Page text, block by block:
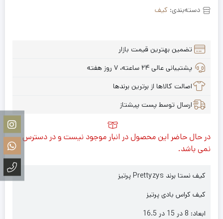
دسته‌بندی: کیف
تضمین بهترین قیمت بازار
پشتیبانی عالی ۲۴ ساعته، ۷ روز هفته
اصالت کالاها از برترین برندها
ارسال توسط پست پیشتاز
در حال حاضر این محصول در انبار موجود نیست و در دسترس
نمی باشد.
کیف نستا برند Prettyzys پرتیز
کیف کراس بادی پرتیز
ابعاد: 8 در 15 در 16.5